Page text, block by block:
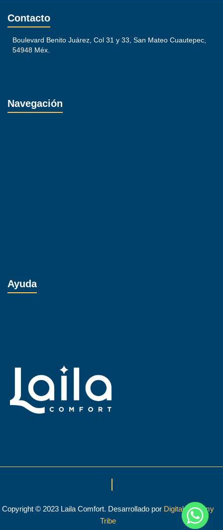
Contacto
Boulevard Benito Juárez, Col 31 y 33, San Mateo Cuautepec,
54948 Méx.
Navegación
Ayuda
Copyright © 2023 Laila Comfort. Desarrollado por Digital Alchemy
Tribe